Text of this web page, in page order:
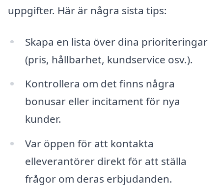
uppgifter. Här är några sista tips:
Skapa en lista över dina prioriteringar
(pris, hållbarhet, kundservice osv.).
Kontrollera om det finns några
bonusar eller incitament för nya
kunder.
Var öppen för att kontakta
elleverantörer direkt för att ställa
frågor om deras erbjudanden.